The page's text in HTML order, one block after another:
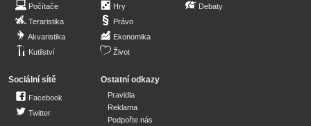
Počítače
Teraristika
Akvaristika
Kutilství
Hry
Právo
Ekonomika
Život
Debaty
Sociální sítě
Facebook
Twitter
Ostatní odkazy
Pravidla
Reklama
Podpořte nás